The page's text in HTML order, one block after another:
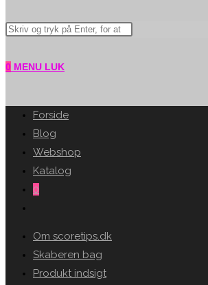
WEBSITE
Search
website
0 MENU LUK
Forside
Blog
Webshop
Katalog
0
search
Om scoretips.dk
Skaberen bag
Produkt indsigt